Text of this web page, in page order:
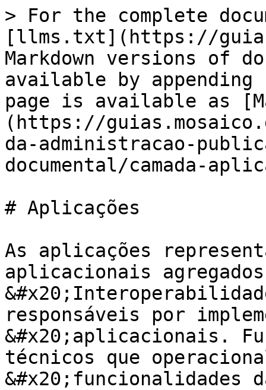
> For the complete
[llms.txt](https://
Markdown versions of
available by
page is available as
(https://
da-administracao-
documental/camada-
# Aplicações
As aplicações
aplicacionais
responsáveis por
&#x20;aplicacionais.
técnicos que
&#x20;funcionalidades